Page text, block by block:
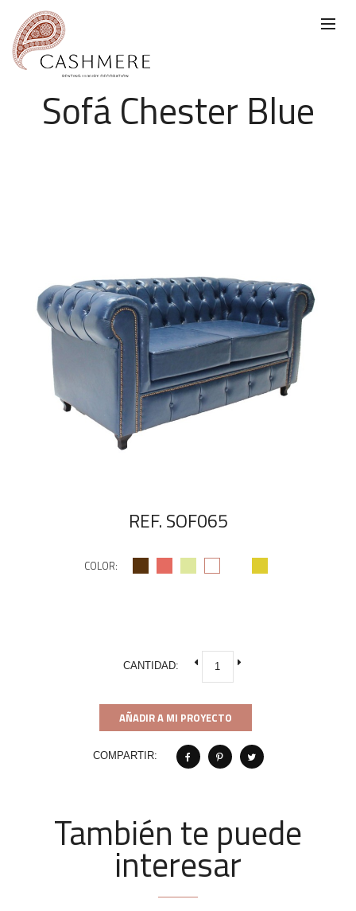
Sofá Chester Blue
REF. SOF065
COLOR:
CANTIDAD:
AÑADIR A MI PROYECTO
COMPARTIR:
También te puede
interesar